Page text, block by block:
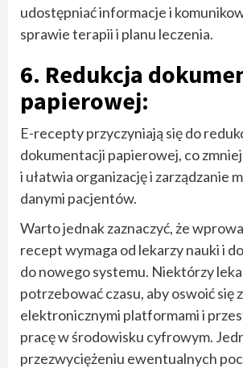
udostępniać informacje i
sprawie terapii i planu leczenia.
6. Redukcja
papierowej:
E-recepty przyczyniają się do
dokumentacji papierowej, co
i ułatwia organizację i zarządzanie
danymi pacjentów.
Warto jednak zaznaczyć, że
recept wymaga od lekarzy nauki i
do nowego systemu. Niektórzy
potrzebować czasu, aby oswoić się z
elektronicznymi platformami i
pracę w środowisku cyfrowym.
przezwyciężeniu ewentualnych